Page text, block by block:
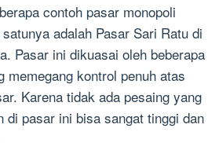
contoh pasar monopoli
adalah Pasar Sari Ratu di
Pasar ini dikuasai oleh beberapa
memegang kontrol penuh atas
Karena tidak ada pesaing yang
di pasar ini bisa sangat tinggi dan